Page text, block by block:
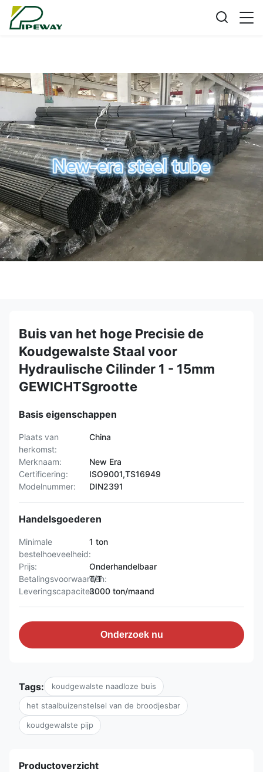
Buis van het hoge Precisie de
Koudgewalste Staal voor
Hydraulische Cilinder 1 - 15mm
GEWICHTSgrootte
Basis eigenschappen
Plaats van
herkomst:
China
Merknaam:
New Era
Certificering:
ISO9001,TS16949
Modelnummer:
DIN2391
Handelsgoederen
Minimale
bestelhoeveelheid:
1 ton
Prijs:
Onderhandelbaar
Betalingsvoorwaarden:
T/T
Leveringscapaciteit:3000 ton/maand
Onderzoek nu
Tags: koudgewalste naadloze buis
het staalbuizenstelsel van de broodjesbar
koudgewalste pijp
Productoverzicht